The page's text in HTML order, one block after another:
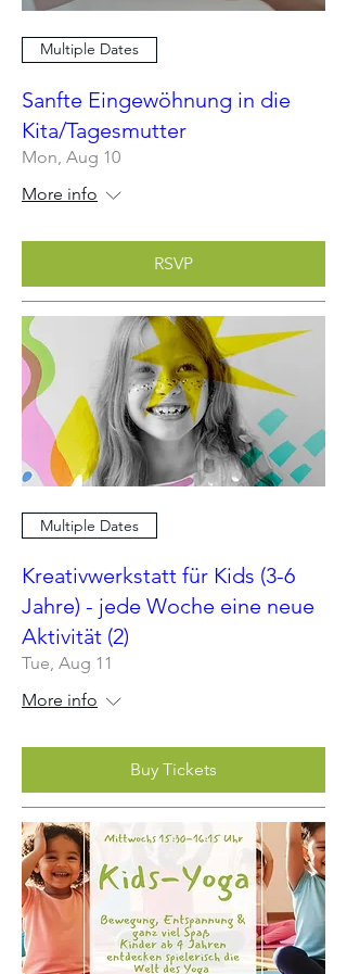
Multiple Dates
Sanfte Eingewöhnung in die
Kita/Tagesmutter
Mon, Aug 10
More info
RSVP
Multiple Dates
Kreativwerkstatt für Kids (3-6
Jahre) - jede Woche eine neue
Aktivität (2)
Tue, Aug 11
More info
Buy Tickets